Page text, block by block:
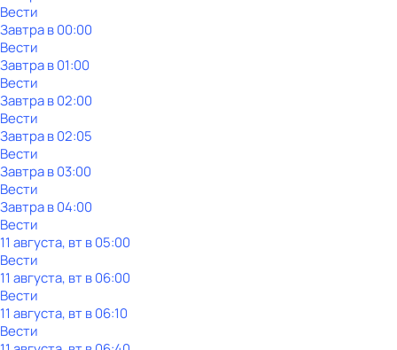
Вести
Завтра в 00:00
Вести
Завтра в 01:00
Вести
Завтра в 02:00
Вести
Завтра в 02:05
Вести
Завтра в 03:00
Вести
Завтра в 04:00
Вести
11 августа, вт в 05:00
Вести
11 августа, вт в 06:00
Вести
11 августа, вт в 06:10
Вести